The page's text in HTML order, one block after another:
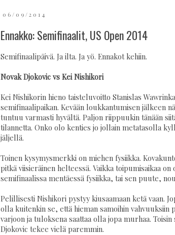
06/09/2014
Ennakko: Semifinaalit, US Open 2014
Semifinaalipäivä. Ja ilta. Ja yö. Ennakot kehiin.
Novak Djokovic vs Kei Nishikori
Kei Nishikorin hieno taisteluvoitto Stanislas
semifinaalipaikan. Kevään loukkantumisen jälkeen
tuntuu varmasti hyvältä. Paljon riippuukin tänään
tilannetta. Onko olo kenties jo jollain metatasolla
jäljellä.
Toinen kysymysmerkki on miehen fysiikka.
pitkä viisieräinen helteessä. Vaikka toipumisaikaa
semifinaalissa mentäessä fysiikka, tai sen puute,
Pelillisesti Nishikori pystyy kiusaamaan ketä vaan.
olla kuitenkin se, että hieman samoihin
varjoon ja tuloksena saattaa olla jopa murhaa.
Djokovic tekee vielä paremmin.